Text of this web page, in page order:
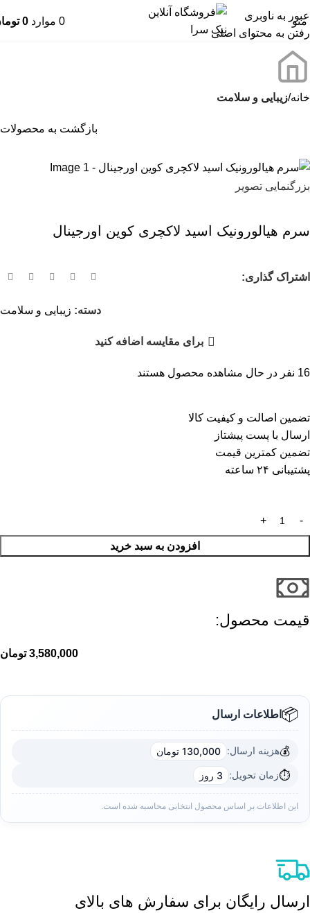
عبور به ناوبری
رفتن به محتوای اصلی
منو 0 موارد 0
خانه زیبایی و سلامت
بازگشت به محصولات
بزرگنمایی تصویر
سرم هیالورونیک اسید لاکچری کوین اورجینال
اشتراک گذاری:
دسته: زیبایی و سلامت
برای مقایسه اضافه کنید
16 نفر در حال مشاهده محصول هستند
تضمین اصالت و کیفیت کالا
ارسال با پست پیشتاز
تضمین کمترین قیمت
پشتیبانی ۲۴ ساعته
افزودن به سبد خرید
قیمت محصول:​
3,580,000 تومان
📦اطلاعات ارسال
💰هزینه ارسال: 130,000 تومان
⏱️زمان تحویل: 3 روز
این اطلاعات بر اساس محصول انتخابی محاسبه شده است.
ارسال رایگان برای سفارش های بالای